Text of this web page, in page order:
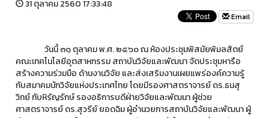
31 ตุลาคม 2560 17:33:48
Email
วันนี้ ๓๑ ตุลาคม พ.ศ. ๒๕๖๐ ณ ห้องประชุมพิสมัยพิมลสัตย์
คณะเทคโนโลยีอุตสาหกรรม สถาบันวิจัยและพัฒนา จัดประชุมหารือ
สร้างความร่วมมือ ด้านงานวิจัย และส่งเสริมงานเผยแพร่องค์ความรู้
กับสมาคมนักวิจัยแห่งประเทศไทย โดยมีรองศาสตราจารย์ ดร.ธนสุ
วิทย์ ทับหิรัญรักษ์ รองอธิการบดีฝ่ายวิจัยและพัฒนา ผู้ช่วย
ศาสตราจารย์ ดร.สุวรีย์ ยอดฉิม ผู้อำนวยการสถาบันวิจัยและพัฒนา ผู้